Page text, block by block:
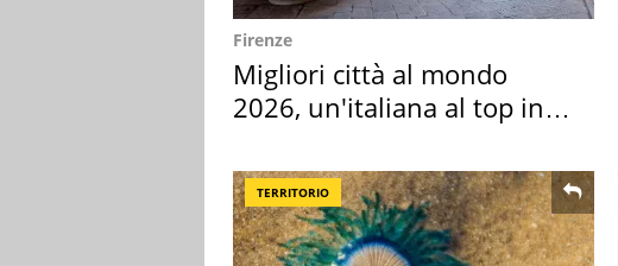
Firenze
Migliori città al mondo
2026, un'italiana al top in
TERRITORIO